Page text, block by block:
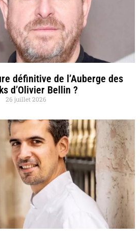
définitive de l’Auberge des
d’Olivier Bellin ?
26 juillet 2026